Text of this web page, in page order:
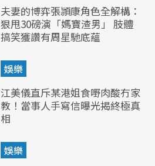
夫妻的博弈張頴康角色全解構：
狠甩30磅演「媽寶渣男」 肢體
搞笑獲讚有周星馳底蘊
娛樂
江美儀直斥某港姐食嘢肉酸冇家
教！當事人手寫信曝光揭終極真
相
娛樂